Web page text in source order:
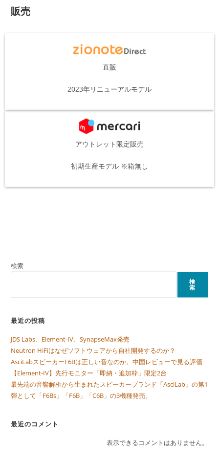
販売
直販
2023年リニューアルモデル
アウトレット限定販売
初期生産モデル ※箱無し
検索
検
索
最近の投稿
JDS Labs、Element-IV、SynapseMax発売
Neutron HiFiはなぜソフトウェアから自社開発するのか？
AsciLabスピーカーF6Bは正しい音なのか。中国レビューで見る評価
【Element-IV】先行モニター「即納・追加枠」限定2台
最先端の音響解析から生まれたスピーカーブランド「AsciLab」の第1
弾として「F6Bs」「F6B」「C6B」の3機種発売。
最近のコメント
表示できるコメントはありません。